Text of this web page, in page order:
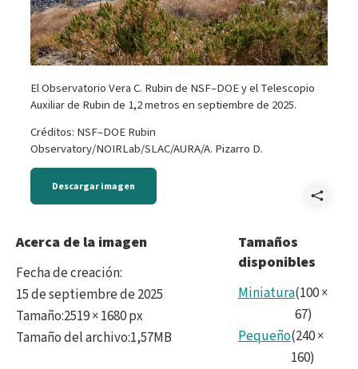
El Observatorio Vera C. Rubin de NSF–DOE y el Telescopio
Auxiliar de Rubin de 1,2 metros en septiembre de 2025.
Créditos: NSF–DOE Rubin
Observatory/NOIRLab/SLAC/AURA/A. Pizarro D.
Descargar imagen
2025
Acerca de la imagen
Fecha de creación:
15 de septiembre de 2025
Tamaño:2519 × 1680 px
Tamaño del archivo:1,57MB
Tamaños
disponibles
Miniatura(100×
67)
Pequeño(240×
160)